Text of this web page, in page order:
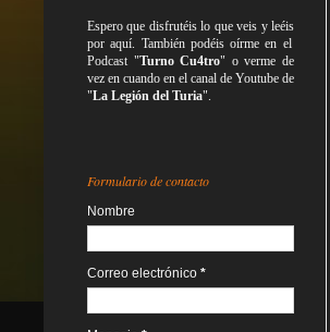
Espero que disfrutéis lo queveis yleéis
por aquí. También podéis oírme en el
Podcast "Turno Cu4tro" o verme de
vez en cuando en el canal de Youtube de
"La Legión del Turia".
Formulario de contacto
Nombre
Correo electrónico *